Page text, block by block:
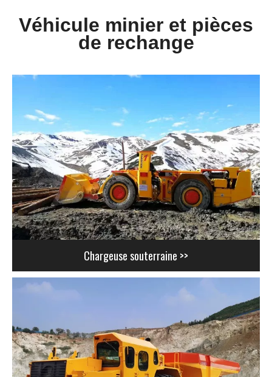
Véhicule minier et pièces
de rechange
Chargeuse souterraine >>